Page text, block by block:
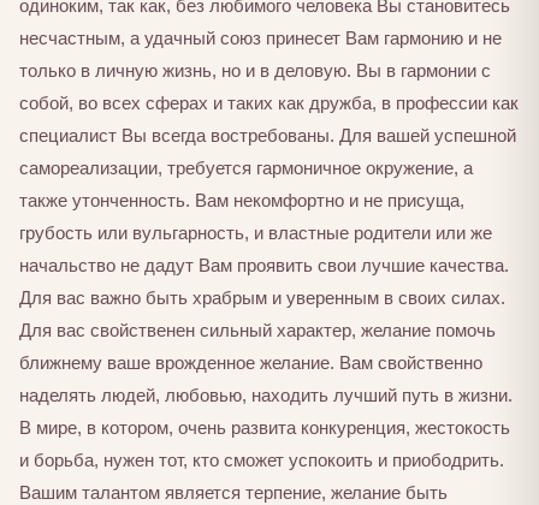
одиноким, так как, без любимого человека Вы становитесь
несчастным, а удачный союз принесет Вам гармонию и не
только в личную жизнь, но и в деловую. Вы в гармонии с
собой, во всех сферах и таких как дружба, в профессии как
специалист Вы всегда востребованы. Для вашей успешной
самореализации, требуется гармоничное окружение, а
также утонченность. Вам некомфортно и не присуща,
грубость или вульгарность, и властные родители или же
начальство не дадут Вам проявить свои лучшие качества.
Для вас важно быть храбрым и уверенным в своих силах.
Для вас свойственен сильный характер, желание помочь
ближнему ваше врожденное желание. Вам свойственно
наделять людей, любовью, находить лучший путь в жизни.
В мире, в котором, очень развита конкуренция, жестокость
и борьба, нужен тот, кто сможет успокоить и приободрить.
Вашим талантом является терпение, желание быть